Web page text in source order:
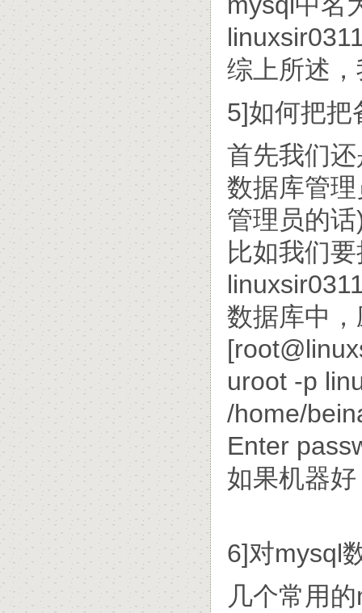
综上所述
5]如何把把
首先我们
数据库管
管理员的
比如我们
数据库中
uroot -p
/home/
Enter
如果机器
6]对mysql
几个常用